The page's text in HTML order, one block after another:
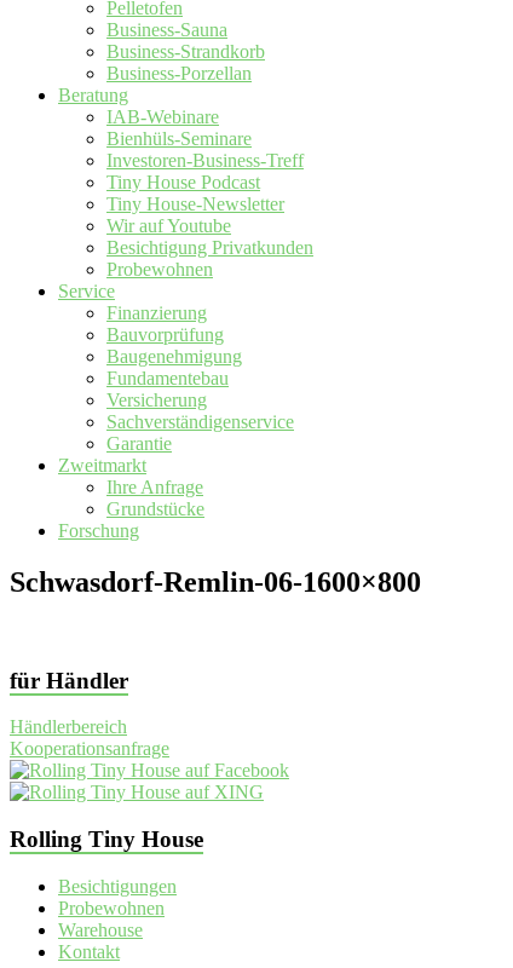
Pelletofen
Business-Sauna
Business-Strandkorb
Business-Porzellan
Beratung
IAB-Webinare
Bienhüls-Seminare
Investoren-Business-Treff
Tiny House Podcast
Tiny House-Newsletter
Wir auf Youtube
Besichtigung Privatkunden
Probewohnen
Service
Finanzierung
Bauvorprüfung
Baugenehmigung
Fundamentebau
Versicherung
Sachverständigenservice
Garantie
Zweitmarkt
Ihre Anfrage
Grundstücke
Forschung
Schwasdorf-Remlin-06-1600×800
für Händler
Händlerbereich
Kooperationsanfrage
Rolling Tiny House
Besichtigungen
Probewohnen
Warehouse
Kontakt